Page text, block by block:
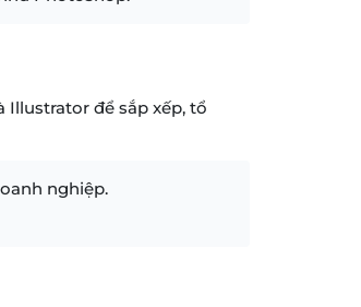
Illustrator để sắp xếp, tổ
nghiệp.